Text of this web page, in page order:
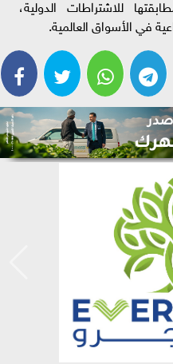
للاشتراطات الدولية،
في الأسواق العالمية.